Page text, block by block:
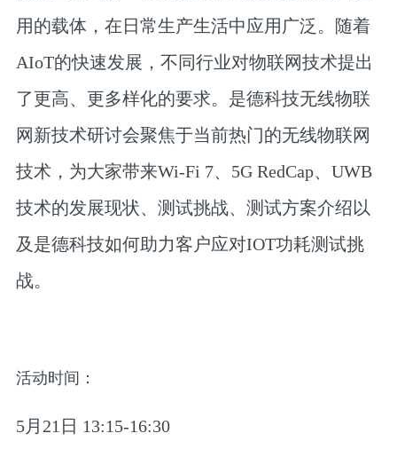
用的载体，在日常生产生活中应用广泛。随着
AIoT的快速发展，不同行业对物联网技术提出
了更高、更多样化的要求。是德科技无线物联
网新技术研讨会聚焦于当前热门的无线物联网
技术，为大家带来Wi-Fi 7、5G RedCap、UWB
技术的发展现状、测试挑战、测试方案介绍以
及是德科技如何助力客户应对IOT功耗测试挑
战。
活动时间：
5月21日 13:15-16:30